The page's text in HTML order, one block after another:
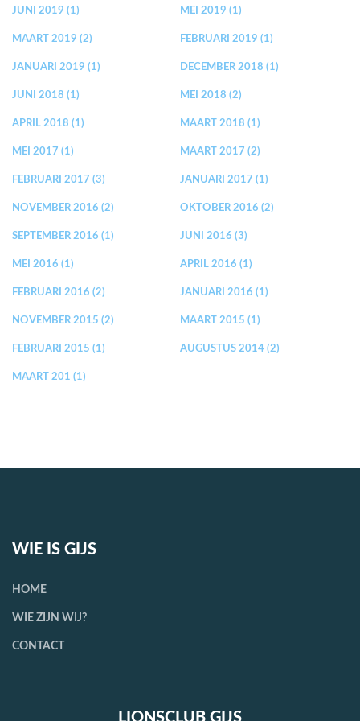
JUNI 2019 (1) MEI 2019 (1)
MAART 2019 (2) FEBRUARI 2019 (1)
JANUARI 2019 (1) DECEMBER 2018 (1)
JUNI 2018 (1) MEI 2018 (2)
APRIL 2018 (1) MAART 2018 (1)
MEI 2017 (1) MAART 2017 (2)
FEBRUARI 2017 (3) JANUARI 2017 (1)
NOVEMBER 2016 (2) OKTOBER 2016 (2)
SEPTEMBER 2016 (1) JUNI 2016 (3)
MEI 2016 (1) APRIL 2016 (1)
FEBRUARI 2016 (2) JANUARI 2016 (1)
NOVEMBER 2015 (2) MAART 2015 (1)
FEBRUARI 2015 (1) AUGUSTUS 2014 (2)
MAART 201 (1)
WIE IS GIJS
HOME
WIE ZIJN WIJ?
CONTACT
LIONSCLUB GIJS